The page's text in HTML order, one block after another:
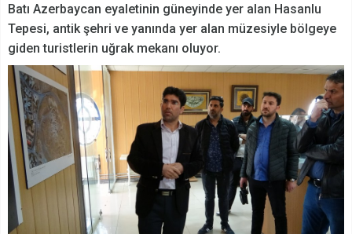
Batı Azerbaycan eyaletinin güneyinde yer alan Hasanlu
Tepesi, antik şehri ve yanında yer alan müzesiyle bölgeye
giden turistlerin uğrak mekanı oluyor.